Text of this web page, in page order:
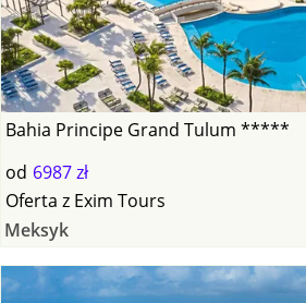
Bahia Principe Grand Tulum *****
od 6987 zł
Oferta z Exim Tours
Meksyk